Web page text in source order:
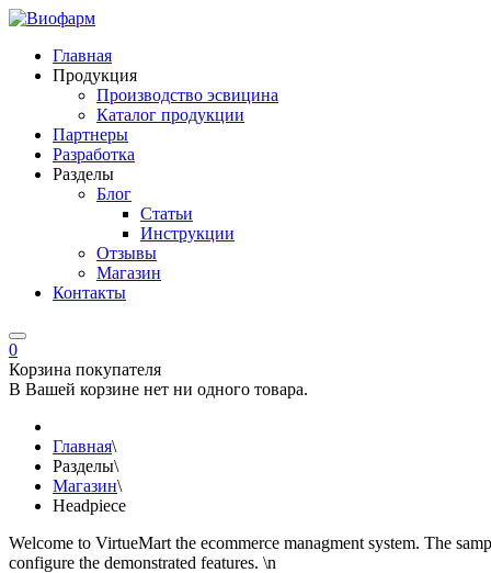
Главная
Продукция
Производство эсвицина
Каталог продукции
Партнеры
Разработка
Разделы
Блог
Статьи
Инструкции
Отзывы
Магазин
Контакты
0
Корзина покупателя
В Вашей корзине нет ни одного товара.
Главная\
Разделы\
Магазин\
Headpiece
Welcome to VirtueMart the ecommerce managment system. The
configure the demonstrated features. \n